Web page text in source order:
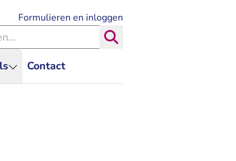
Contact
Formulieren en inloggen
de Rechtspraak